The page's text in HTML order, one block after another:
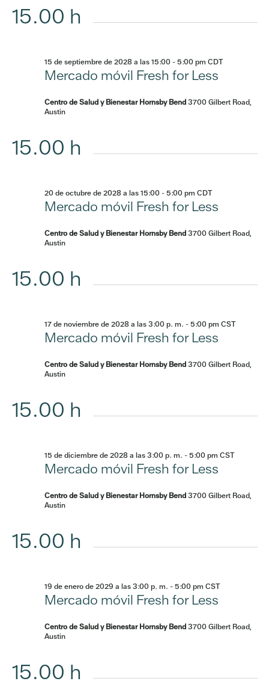
15.00 h
Mercado móvil Fresh for Less
15 de septiembre de 2028 a las 15:00-5:00 pm CDT
Centro de Salud y Bienestar Hornsby Bend3700 Gilbert Road,
Austin
15.00 h
Mercado móvil Fresh for Less
20 de octubre de 2028 a las 15:00-5:00 pm CDT
Centro de Salud y Bienestar Hornsby Bend3700 Gilbert Road,
Austin
15.00 h
Mercado móvil Fresh for Less
17 de noviembre de 2028 a las 3:00 p. m. -5:00 pm CST
Centro de Salud y Bienestar Hornsby Bend3700 Gilbert Road,
Austin
15.00 h
Mercado móvil Fresh for Less
15 de diciembre de 2028 a las 3:00 p. m. -5:00 pm CST
Centro de Salud y Bienestar Hornsby Bend3700 Gilbert Road,
Austin
15.00 h
Mercado móvil Fresh for Less
19 de enero de 2029 a las 3:00 p. m. -5:00 pm CST
Centro de Salud y Bienestar Hornsby Bend3700 Gilbert Road,
Austin
15.00 h